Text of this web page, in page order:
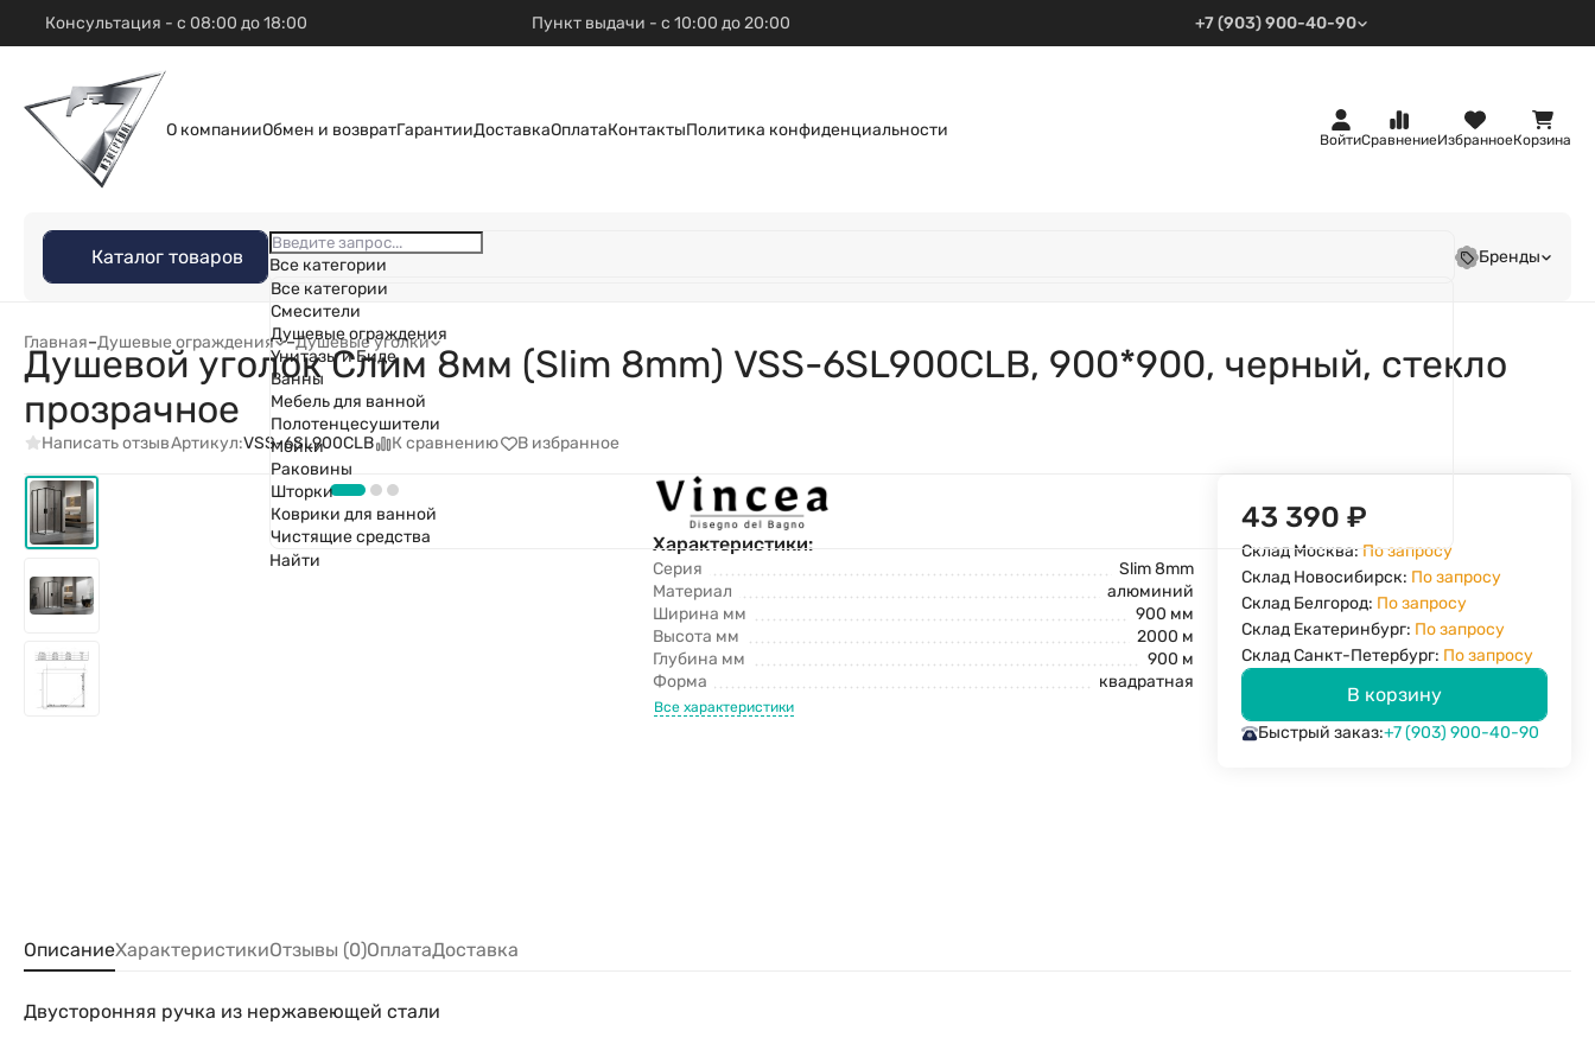
Консультация - с 08:00 до 18:00 Пункт выдачи - с 10:00 до 20:00 +7 (903) 900-40-90
О компанииОбмен и возвратГарантииДоставкаОплатаКонтактыПолитика конфиденциальности
ВойтиСравнениеИзбранноеКорзина
Каталог товаров
Все категории
Все категории
Смесители
Душевые ограждения
Унитазы и Биде
Ванны
Мебель для ванной
Полотенцесушители
Мойки
Раковины
Шторки
Коврики для ванной
Чистящие средства
Найти
Бренды
Главная–Душевые ограждения –Душевые уголки
Душевой уголок Слим 8мм (Slim 8mm) VSS-6SL900CLB, 900*900, черный, стекло
прозрачное
Написать отзывАртикул:VSS-6SL900CLB К сравнению В избранное
Характеристики:
Серия
Slim 8mm
Материал
алюминий
Ширина мм
900 мм
Высота мм
2000 м
Глубина мм
900 м
Форма
квадратная
Все характеристики
43 390₽
Склад Москва: По запросу
Склад Новосибирск: По запросу
Склад Белгород: По запросу
Склад Екатеринбург: По запросу
Склад Санкт-Петербург: По запросу
В корзину
Быстрый заказ:+7 (903) 900-40-90
ОписаниеХарактеристикиОтзывы (0)ОплатаДоставка
Двусторонняя ручка из нержавеющей стали